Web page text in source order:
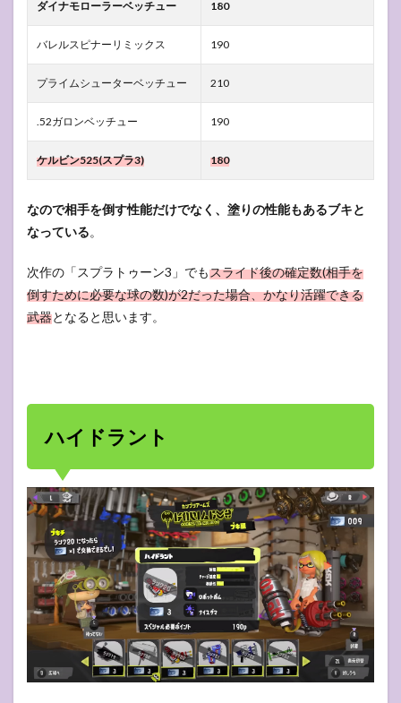
ダイナモローラーベッチュー 180
バレルスピナーリミックス 190
プライムシューターベッチュー 210
.52ガロンベッチュー 190
ケルビン525(スプラ3) 180
なので相手を倒す性能だけでなく、塗りの性能もあるブキと
なっている。
次作の「スプラトゥーン3」でもスライド後の確定数(相手を
倒すために必要な球の数)が2だった場合、かなり活躍できる
武器となると思います。
ハイドラント